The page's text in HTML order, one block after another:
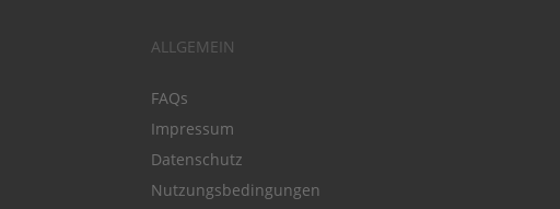
ALLGEMEIN
FAQs
Impressum
Datenschutz
Nutzungsbedingungen